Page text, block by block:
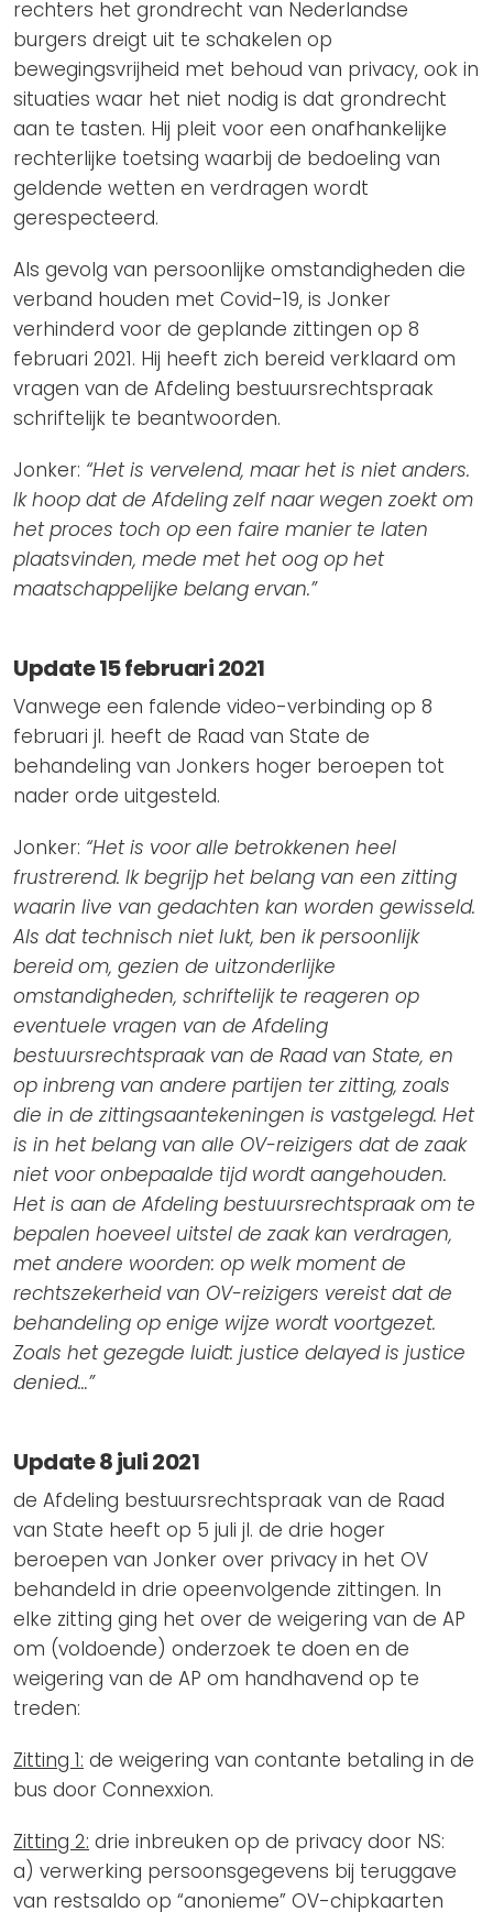
rechters het grondrecht van Nederlandse
burgers dreigt uit te schakelen op
bewegingsvrijheid met behoud van privacy, ook in
situaties waar het niet nodig is dat grondrecht
aan te tasten. Hij pleit voor een onafhankelijke
rechterlijke toetsing waarbij de bedoeling van
geldende wetten en verdragen wordt
gerespecteerd.
Als gevolg van persoonlijke omstandigheden die
verband houden met Covid-19, is Jonker
verhinderd voor de geplande zittingen op 8
februari 2021. Hij heeft zich bereid verklaard om
vragen van de Afdeling bestuursrechtspraak
schriftelijk te beantwoorden.
Jonker: “Het is vervelend, maar het is niet anders.
Ik hoop dat de Afdeling zelf naar wegen zoekt om
het proces toch op een faire manier te laten
plaatsvinden, mede met het oog op het
maatschappelijke belang ervan.”
Update 15 februari 2021
Vanwege een falende video-verbinding op 8
februari jl. heeft de Raad van State de
behandeling van Jonkers hoger beroepen tot
nader orde uitgesteld.
Jonker: “Het is voor alle betrokkenen heel
frustrerend. Ik begrijp het belang van een zitting
waarin live van gedachten kan worden gewisseld.
Als dat technisch niet lukt, ben ik persoonlijk
bereid om, gezien de uitzonderlijke
omstandigheden, schriftelijk te reageren op
eventuele vragen van de Afdeling
bestuursrechtspraak van de Raad van State, en
op inbreng van andere partijen ter zitting, zoals
die in de zittingsaantekeningen is vastgelegd. Het
is in het belang van alle OV-reizigers dat de zaak
niet voor onbepaalde tijd wordt aangehouden.
Het is aan de Afdeling bestuursrechtspraak om te
bepalen hoeveel uitstel de zaak kan verdragen,
met andere woorden: op welk moment de
rechtszekerheid van OV-reizigers vereist dat de
behandeling op enige wijze wordt voortgezet.
Zoals het gezegde luidt: justice delayed is justice
denied…”
Update 8 juli 2021
de Afdeling bestuursrechtspraak van de Raad
van State heeft op 5 juli jl. de drie hoger
beroepen van Jonker over privacy in het OV
behandeld in drie opeenvolgende zittingen. In
elke zitting ging het over de weigering van de AP
om (voldoende) onderzoek te doen en de
weigering van de AP om handhavend op te
treden:
Zitting 1: de weigering van contante betaling in de
bus door Connexxion.
Zitting 2: drie inbreuken op de privacy door NS:
a) verwerking persoonsgegevens bij teruggave
van restsaldo op “anonieme” OV-chipkaarten